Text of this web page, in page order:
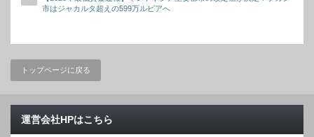
市はジャカルタ超えの599万ルピアへ
トップページに戻る
運営会社HPはこちら